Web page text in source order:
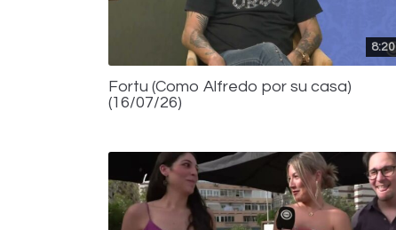
8:20
Fortu (Como Alfredo por su casa)
(16/07/26)